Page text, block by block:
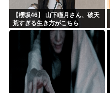
【櫻坂46】 山下瞳月さん、破天
荒すぎる生き方がこちら